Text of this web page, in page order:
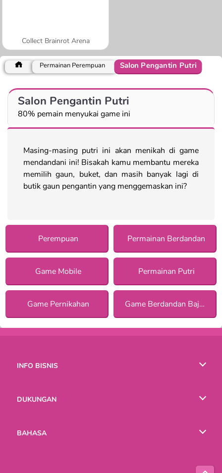
Collect Brainrot Arena
Permainan Perempuan Salon Pengantin Putri
Salon Pengantin Putri
80% pemain menyukai game ini
Masing-masing putri ini akan menikah di game
mendandani ini! Bisakah kamu membantu mereka
memilih gaun, buket, dan masih banyak lagi di
butik gaun pengantin yang menggemaskan ini?
Perempuan Permainan Berdandan
Game Mobile Permainan Putri
Game Pernikahan Game Berdandan Baju Pengantin
INFO BISNIS
DUKUNGAN
BAHASA